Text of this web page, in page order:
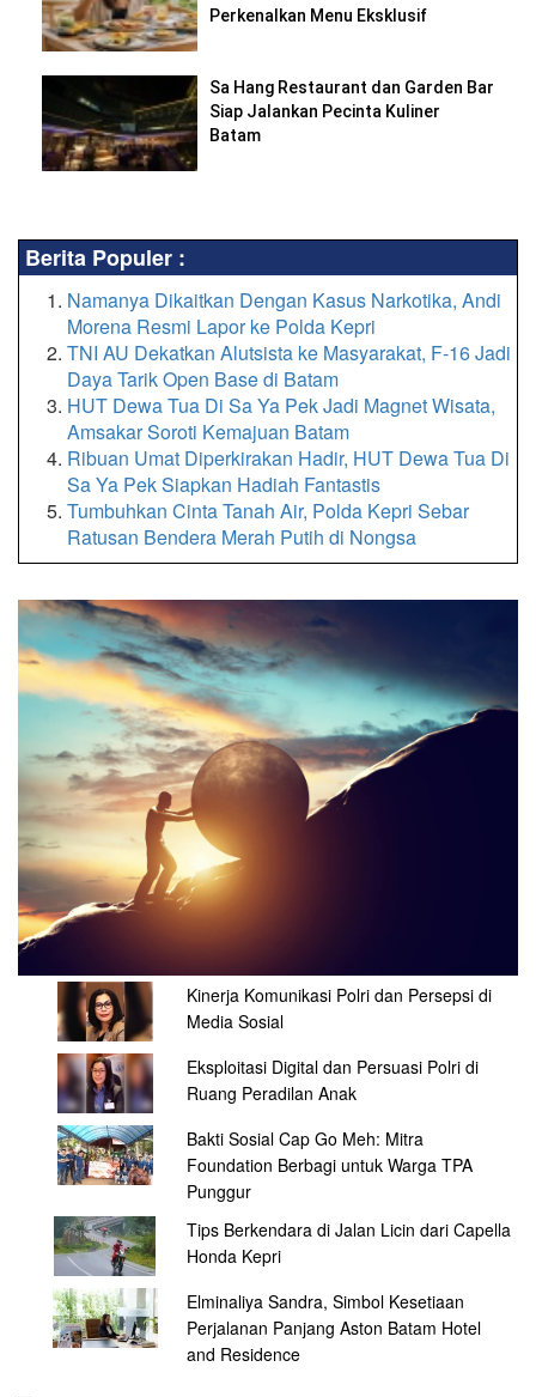
Perkenalkan Menu Eksklusif
Sa Hang Restaurant dan Garden Bar
Siap Jalankan Pecinta Kuliner
Batam
Berita Populer :
Namanya Dikaitkan Dengan Kasus Narkotika, Andi
Morena Resmi Lapor ke Polda Kepri
TNI AU Dekatkan Alutsista ke Masyarakat, F-16 Jadi
Daya Tarik Open Base di Batam
HUT Dewa Tua Di Sa Ya Pek Jadi Magnet Wisata,
Amsakar Soroti Kemajuan Batam
Ribuan Umat Diperkirakan Hadir, HUT Dewa Tua Di
Sa Ya Pek Siapkan Hadiah Fantastis
Tumbuhkan Cinta Tanah Air, Polda Kepri Sebar
Ratusan Bendera Merah Putih di Nongsa
Kinerja Komunikasi Polri dan Persepsi di
Media Sosial
Eksploitasi Digital dan Persuasi Polri di
Ruang Peradilan Anak
Bakti Sosial Cap Go Meh: Mitra
Foundation Berbagi untuk Warga TPA
Punggur
Tips Berkendara di Jalan Licin dari Capella
Honda Kepri
Elminaliya Sandra, Simbol Kesetiaan
Perjalanan Panjang Aston Batam Hotel
and Residence